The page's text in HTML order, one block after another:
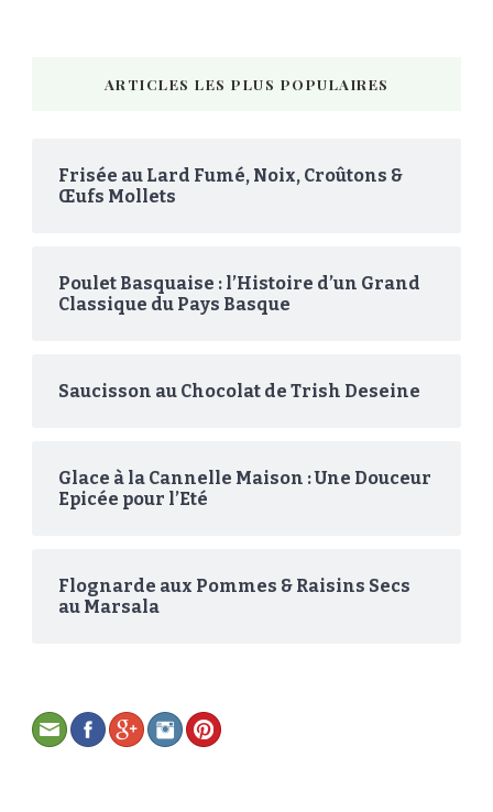
ARTICLES LES PLUS POPULAIRES
Frisée au Lard Fumé, Noix, Croûtons &
Œufs Mollets
Poulet Basquaise : l’Histoire d’un Grand
Classique du Pays Basque
Saucisson au Chocolat de Trish Deseine
Glace à la Cannelle Maison : Une Douceur
Epicée pour l’Eté
Flognarde aux Pommes & Raisins Secs
au Marsala